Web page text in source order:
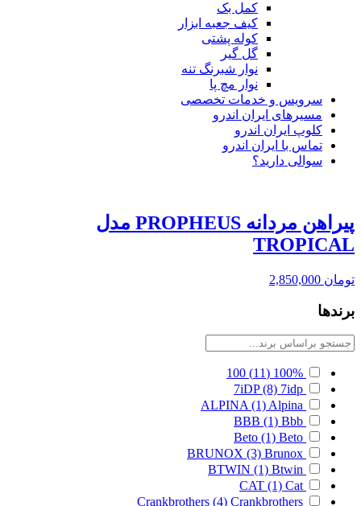
کمل بک
کیف جعبه ابزار
کوله پشتی
گل گیر
نوار شبرنگ تنه
نوار مچ پا
سرویس و خدمات تخصصی
مسیرهای ایران اندرو
کلوپ ایران اندرو
تماس با ایران اندرو
سوالی دارید؟
پیراهن مردانه PROPHEUS مدل
TROPICAL
تومان
برندها
100%
(11)
100
7iDP (8) 7idp
ALPINA (1) Alpina
BBB (1) Bbb
Beto (1) Beto
BRUNOX (3) Brunox
BTWIN (1) Btwin
CAT (1) Cat
Crankbrothers (4) Crankbrothers